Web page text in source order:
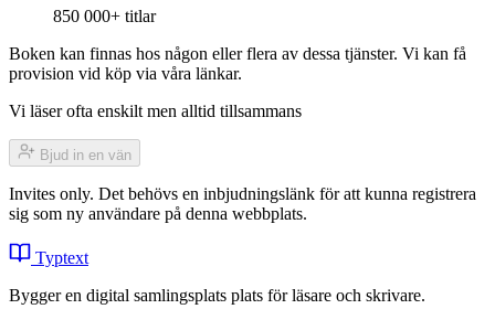
850 000+ titlar
Boken kan finnas hos någon eller flera av dessa tjänster. Vi kan få
provision vid köp via våra länkar.
Vi läser ofta enskilt men alltid tillsammans
Bjud in en vän
Invites only. Det behövs en inbjudningslänk för att kunna registrera
sig som ny användare på denna webbplats.
Typtext
Bygger en digital samlingsplats plats för läsare och skrivare.